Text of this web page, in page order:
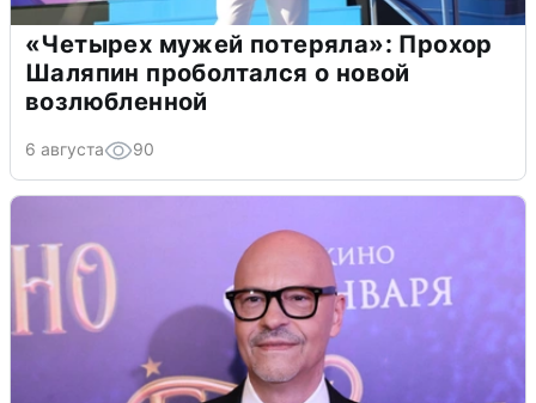
«Четырех мужей потеряла»: Прохор
Шаляпин проболтался о новой
возлюбленной
6 августа 90